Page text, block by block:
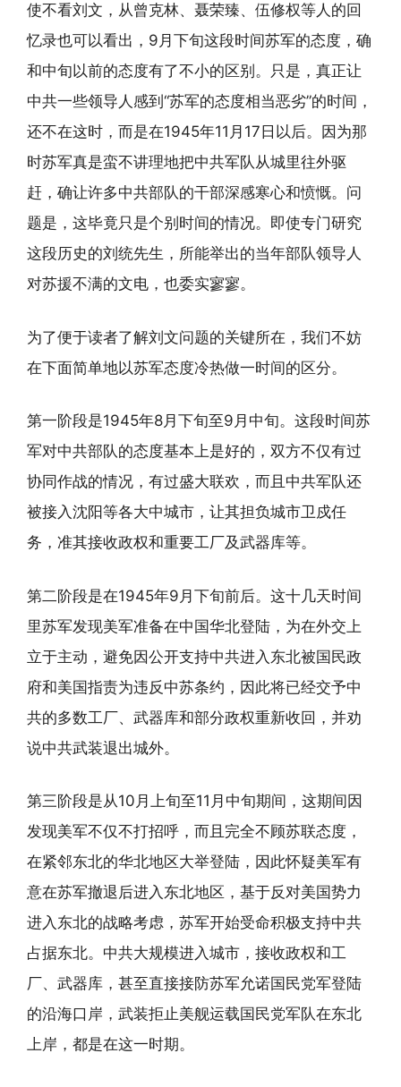
使不看刘文，从曾克林、聂荣臻、伍修权等人的回
忆录也可以看出，9月下旬这段时间苏军的态度，确
和中旬以前的态度有了不小的区别。只是，真正让
中共一些领导人感到“苏军的态度相当恶劣”的时间，
还不在这时，而是在1945年11月17日以后。因为那
时苏军真是蛮不讲理地把中共军队从城里往外驱
赶，确让许多中共部队的干部深感寒心和愤慨。问
题是，这毕竟只是个别时间的情况。即使专门研究
这段历史的刘统先生，所能举出的当年部队领导人
对苏援不满的文电，也委实寥寥。
为了便于读者了解刘文问题的关键所在，我们不妨
在下面简单地以苏军态度冷热做一时间的区分。
第一阶段是1945年8月下旬至9月中旬。这段时间苏
军对中共部队的态度基本上是好的，双方不仅有过
协同作战的情况，有过盛大联欢，而且中共军队还
被接入沈阳等各大中城市，让其担负城市卫戍任
务，准其接收政权和重要工厂及武器库等。
第二阶段是在1945年9月下旬前后。这十几天时间
里苏军发现美军准备在中国华北登陆，为在外交上
立于主动，避免因公开支持中共进入东北被国民政
府和美国指责为违反中苏条约，因此将已经交予中
共的多数工厂、武器库和部分政权重新收回，并劝
说中共武装退出城外。
第三阶段是从10月上旬至11月中旬期间，这期间因
发现美军不仅不打招呼，而且完全不顾苏联态度，
在紧邻东北的华北地区大举登陆，因此怀疑美军有
意在苏军撤退后进入东北地区，基于反对美国势力
进入东北的战略考虑，苏军开始受命积极支持中共
占据东北。中共大规模进入城市，接收政权和工
厂、武器库，甚至直接接防苏军允诺国民党军登陆
的沿海口岸，武装拒止美舰运载国民党军队在东北
上岸，都是在这一时期。